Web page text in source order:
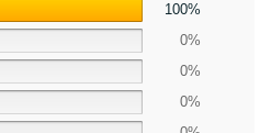
100%
0%
0%
0%